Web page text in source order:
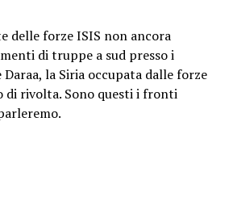
delle forze ISIS non ancora
di truppe a sud presso i
la Siria occupata dalle forze
di rivolta. Sono questi i fronti